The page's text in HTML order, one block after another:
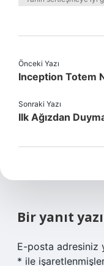
Önceki Yazı
Inception Totem
Sonraki Yazı
Ilk Ağızdan
Bir yanıt
E-posta adresiniz
* ile